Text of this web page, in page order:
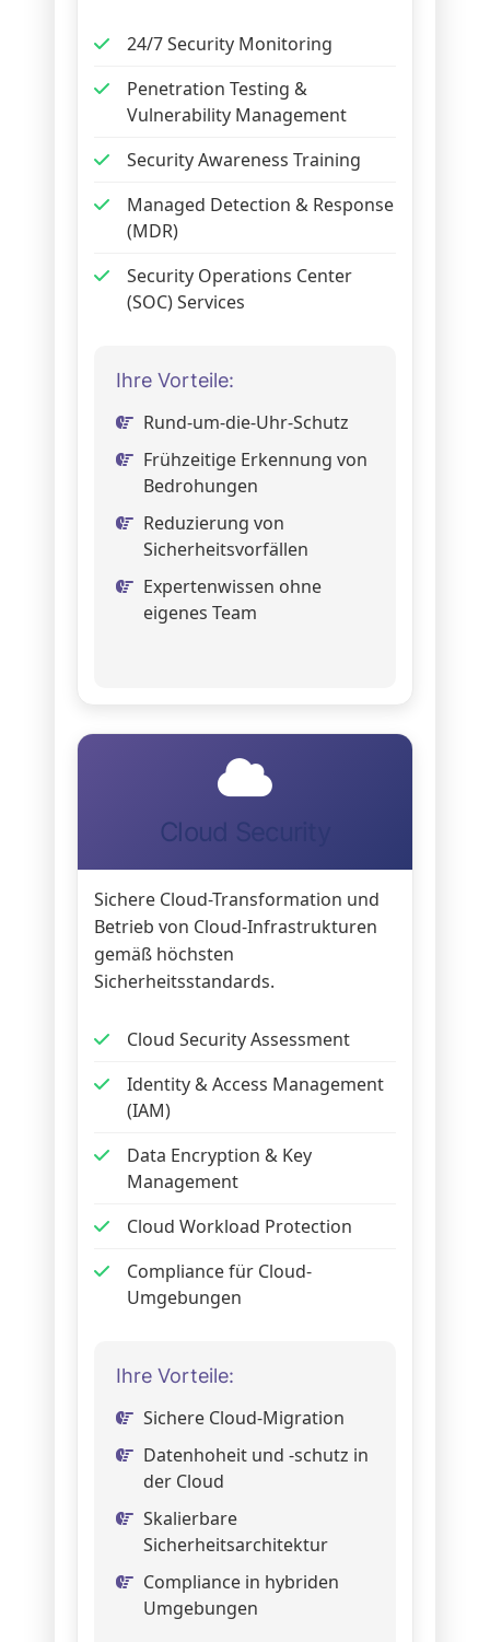
24/7 Security Monitoring
Penetration Testing &
Vulnerability Management
Security Awareness Training
Managed Detection & Response
(MDR)
Security Operations Center
(SOC) Services
Ihre Vorteile:
Rund-um-die-Uhr-Schutz
Frühzeitige Erkennung von
Bedrohungen
Reduzierung von
Sicherheitsvorfällen
Expertenwissen ohne
eigenes Team
Cloud Security
Sichere Cloud-Transformation und
Betrieb von Cloud-Infrastrukturen
gemäß höchsten
Sicherheitsstandards.
Cloud Security Assessment
Identity & Access Management
(IAM)
Data Encryption & Key
Management
Cloud Workload Protection
Compliance für Cloud-
Umgebungen
Ihre Vorteile:
Sichere Cloud-Migration
Datenhoheit und -schutz in
der Cloud
Skalierbare
Sicherheitsarchitektur
Compliance in hybriden
Umgebungen